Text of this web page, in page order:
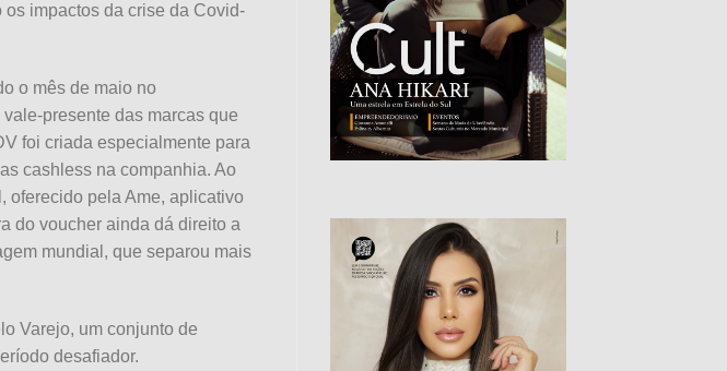
impactos da crise da Covid-
o mês de maio no
presente das marcas que
foi criada especialmente para
cashless na companhia. Ao
oferecido pela Ame, aplicativo
do voucher ainda dá direito a
mundial, que separou mais
Varejo, um conjunto de
desafiador.